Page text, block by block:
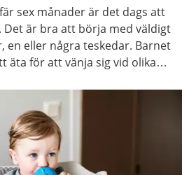
sex månader är det dags att
Det är bra att börja med väldigt
en eller några teskedar. Barnet
äta för att vänja sig vid olika